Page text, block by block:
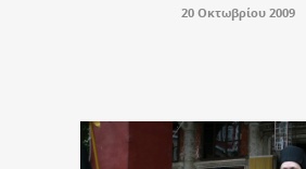
20 Οκτωβρίου 2009